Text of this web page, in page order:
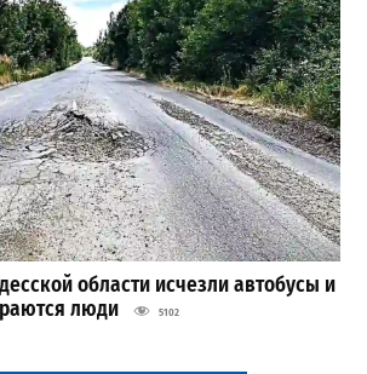
области исчезли автобусы и
люди
5102